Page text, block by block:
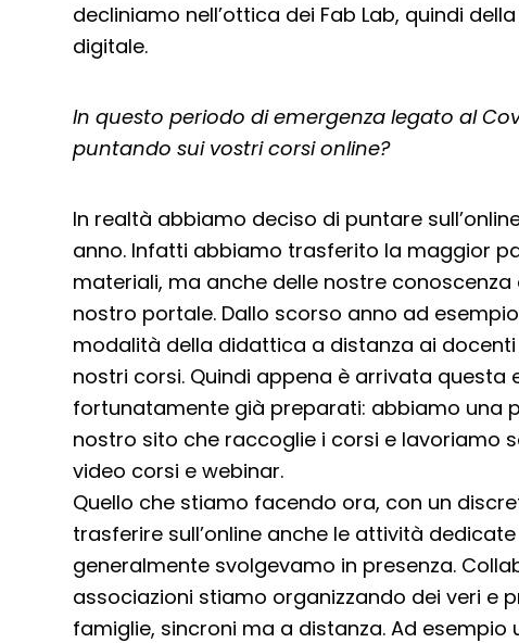
decliniamo nell’ottica dei Fab Lab, quindi
digitale.
In questo periodo di emergenza legato al
puntando sui vostri corsi online?
In realtà abbiamo deciso di puntare
anno. Infatti abbiamo trasferito la maggior
materiali, ma anche delle nostre conoscenza
nostro portale. Dallo scorso anno ad
modalità della didattica a distanza ai
nostri corsi. Quindi appena è arrivata questa
fortunatamente già preparati: abbiamo una
nostro sito che raccoglie i corsi e lavoriamo
video corsi e webinar.
Quello che stiamo facendo ora, con un
trasferire sull’online anche le attività
generalmente svolgevamo in presenza.
associazioni stiamo organizzando dei veri e
famiglie, sincroni ma a distanza. Ad